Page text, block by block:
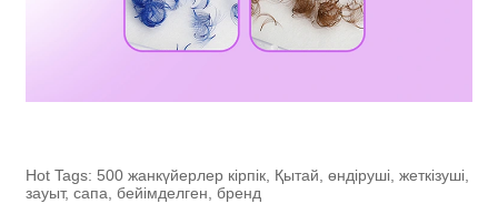
Hot Tags: 500 жанкүйерлер кірпік, Қытай, өндіруші, жеткізуші,
зауыт, сапа, бейімделген, бренд